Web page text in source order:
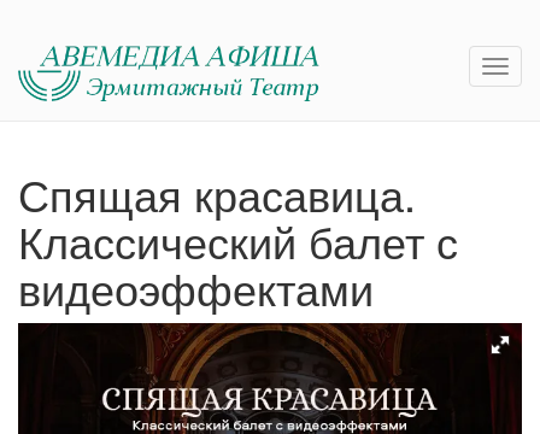
Спящая красавица.
Классический балет с
видеоэффектами